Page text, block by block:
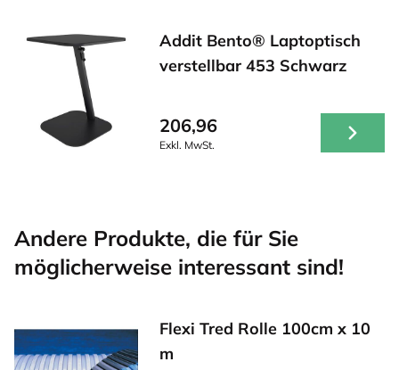
Addit Bento® Laptoptisch
verstellbar 453 Schwarz
206,96
Exkl. MwSt.
Andere Produkte, die für Sie
möglicherweise interessant sind!
Flexi Tred Rolle 100cm x 10
m